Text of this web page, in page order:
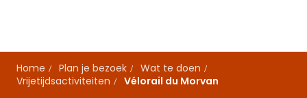
principal
Home
Plan je bezoek
Wat te doen
Vrijetijdsactiviteiten
Vélorail du Morvan